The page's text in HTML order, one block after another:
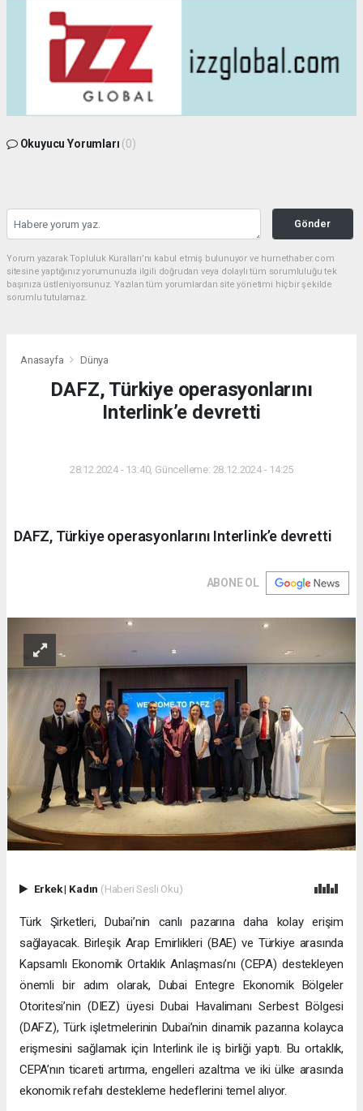
Okuyucu Yorumları (0)
Gönder
Yorum yazarak Topluluk Kuralları’nı kabul etmiş bulunuyor ve hurnethaber.com
sitesine yaptığınız yorumunuzla ilgili doğrudan veya dolaylı tüm sorumluluğu tek
başınıza üstleniyorsunuz. Yazılan tüm yorumlardan site yönetimi hiçbir şekilde
sorumlu tutulamaz.
Anasayfa Dünya
DAFZ, Türkiye operasyonlarını
Interlink’e devretti
28.12.2024 - 13:40, Güncelleme: 28.12.2024 - 14:25
DAFZ, Türkiye operasyonlarını Interlink’e devretti
ABONE OL
Erkek| Kadın (Haberi Sesli Oku)
Türk Şirketleri, Dubai’nin canlı pazarına daha kolay erişim
sağlayacak. Birleşik Arap Emirlikleri (BAE) ve Türkiye arasında
Kapsamlı Ekonomik Ortaklık Anlaşması’nı (CEPA) destekleyen
önemli bir adım olarak, Dubai Entegre Ekonomik Bölgeler
Otoritesi’nin (DIEZ) üyesi Dubai Havalimanı Serbest Bölgesi
(DAFZ), Türk işletmelerinin Dubai’nin dinamik pazarına kolayca
erişmesini sağlamak için Interlink ile iş birliği yaptı. Bu ortaklık,
CEPA’nın ticareti artırma, engelleri azaltma ve iki ülke arasında
ekonomik refahı destekleme hedeflerini temel alıyor.